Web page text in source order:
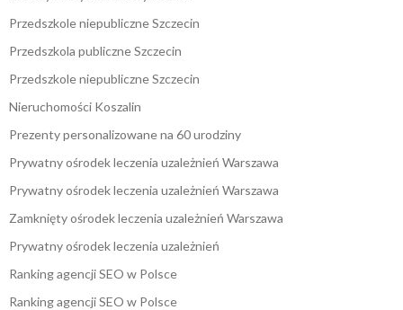
Przedszkole niepubliczne Szczecin
Przedszkola publiczne Szczecin
Przedszkole niepubliczne Szczecin
Nieruchomości Koszalin
Prezenty personalizowane na 60 urodziny
Prywatny ośrodek leczenia uzależnień Warszawa
Prywatny ośrodek leczenia uzależnień Warszawa
Zamknięty ośrodek leczenia uzależnień Warszawa
Prywatny ośrodek leczenia uzależnień
Ranking agencji SEO w Polsce
Ranking agencji SEO w Polsce